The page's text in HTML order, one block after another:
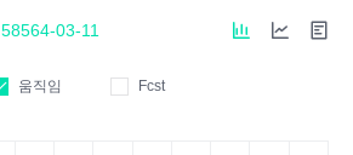
58564-03-11
움직임
Fcst